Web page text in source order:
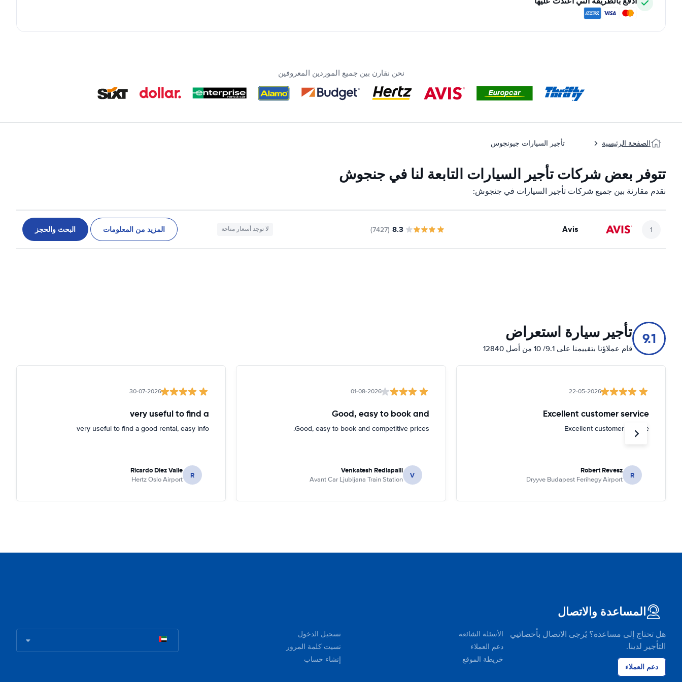
نحن نقارن بين جميع الموردين المعروفين
الصفحة الرئيسية تأجير السيارات جيونجوس
تتوفر بعض شركات تأجير السيارات التابعة لنا في جنجوش
نقدم مقارنة بين جميع شركات تأجير السيارات في جنجوش:
Avis
8.3
(7427) لا توجد أسعار متاحة المزيد من المعلومات البحث والحجز
9.1 تأجير سيارة استعراض
قام عملاؤنا بتقييمنا على 9.1/ 10 من أصل 12840
22-05-2026
Excellent customer service
Excellent customer service
R
Robert Revesz
Dryyve Budapest Ferihegy Airport
01-08-2026
Good, easy to book and
Good, easy to book and competitive prices.
V
Venkatesh Redlapalli
Avant Car Ljubljana Train Station
30-07-2026
very useful to find a
very useful to find a good rental, easy info
R
Ricardo Diez Valle
Hertz Oslo Airport
المساعدة والاتصال
هل تحتاج إلى مساعدة؟ يُرجى الاتصال بأخصائيي
التأجير لدينا.
دعم العملاء
الأسئلة الشائعة
دعم العملاء
خريطة الموقع
تسجيل الدخول
نسيت كلمة المرور
إنشاء حساب